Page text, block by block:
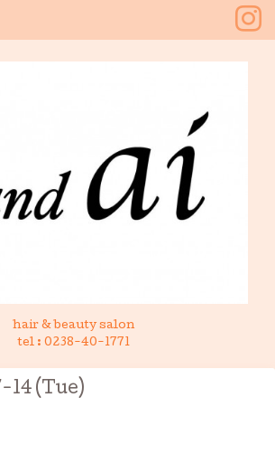
hair & beauty salon
tel : 0238-40-1771
14 (Tue)